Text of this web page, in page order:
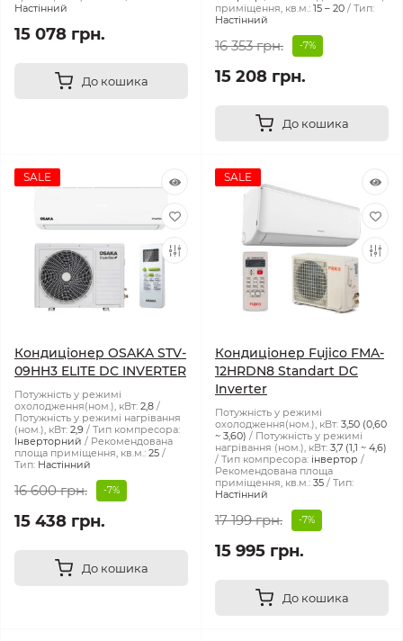
Настінний
15 078 грн.
До кошика
приміщення, кв.м.: 15 – 20
Тип:
Настінний
16 353 грн. -7%
15 208 грн.
До кошика
SALE
Кондиціонер OSAKA STV-
09HH3 ELITE DC INVERTER
Потужність у режимі
охолодження(ном.), кВт: 2,8
Потужність у режимі нагрівання
(ном.), кВт: 2,9
Тип компресора:
Інверторний
Рекомендована
площа приміщення, кв.м.: 25
Тип: Настінний
16 600 грн. -7%
15 438 грн.
До кошика
SALE
Кондиціонер Fujico FMA-
12HRDN8 Standart DC
Inverter
Потужність у режимі
охолодження(ном.), кВт: 3,50 (0,60
~ 3,60)
Потужність у режимі
нагрівання (ном.), кВт: 3,7 (1,1 ~ 4,6)
Тип компресора: інвертор
Рекомендована площа
приміщення, кв.м.: 35
Тип:
Настінний
17 199 грн. -7%
15 995 грн.
До кошика